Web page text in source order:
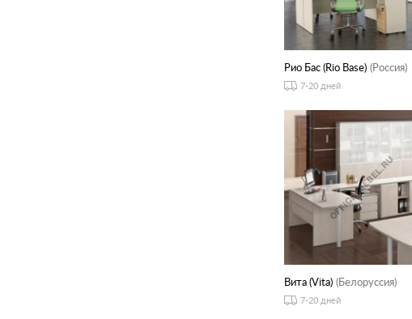
Рио Бас (Rio Base) (Россия)
7-20 дней
Вита (Vita) (Белоруссия)
7-20 дней